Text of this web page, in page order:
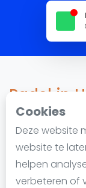
Cookies
Deze website
website te
helpen
verbeteren of
Nieuws
Vragen over
Padelgear
Over ons
Contact
Adverteren
Padel in
625
Toon